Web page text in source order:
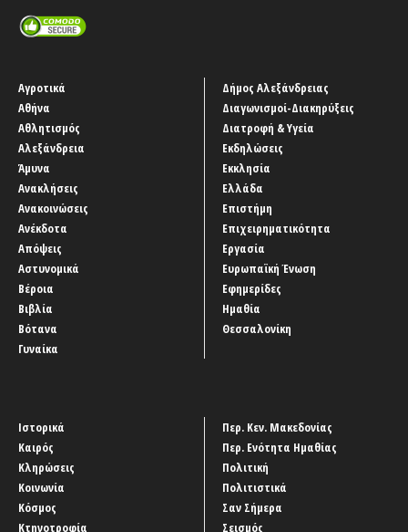
Αγροτικά
Αθήνα
Αθλητισμός
Αλεξάνδρεια
Άμυνα
Ανακλήσεις
Ανακοινώσεις
Ανέκδοτα
Απόψεις
Αστυνομικά
Βέροια
Βιβλία
Βότανα
Γυναίκα
Δήμος Αλεξάνδρειας
Διαγωνισμοί-Διακηρύξεις
Διατροφή & Υγεία
Εκδηλώσεις
Εκκλησία
Ελλάδα
Επιστήμη
Επιχειρηματικότητα
Εργασία
Ευρωπαϊκή Ένωση
Εφημερίδες
Ημαθία
Θεσσαλονίκη
Ιστορικά
Καιρός
Κληρώσεις
Κοινωνία
Κόσμος
Κτηνοτροφία
Περ. Κεν. Μακεδονίας
Περ. Ενότητα Ημαθίας
Πολιτική
Πολιτιστικά
Σαν Σήμερα
Σεισμός